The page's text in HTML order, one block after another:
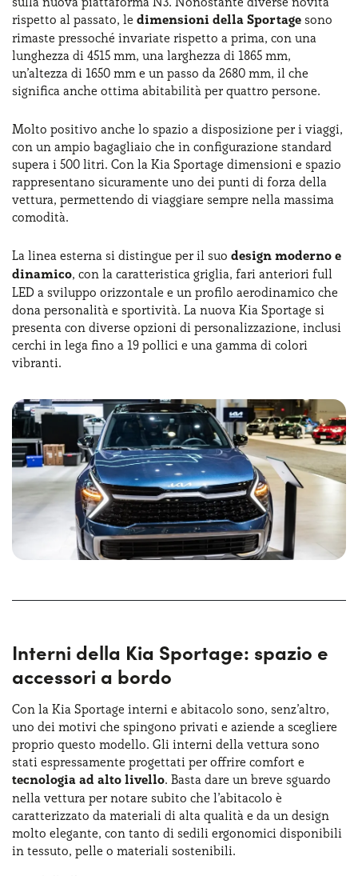
La Kia Sportage rappresenta un modello di svolta per il
brand sudocreano, pensato espressamente per venire
incontro alle esigenze del mercato europeo. Con la quinta
generazione, la Sportage si presenta con motori
elettrificati, rappresentando così una soluzione
costruttiva e prestazioni. La vettura si segnala per uno
stile grintoso e dall’abitacolo spazioso, insonorizzato alla
perfezione emolto ben equipaggiato. Insomma, questa
vettura è particolarmente consigliata per il noleggio, una
formula alternativa all’acquisto di una Kia Sportage usata
e che consente di mettersi subito alla guida senza dover
rispetto al passato, le dimensioni della Sportage sono
rimaste pressoché invariate rispetto a prima, con una
lunghezza di 4515 mm, una larghezza di 1865 mm,
un’altezza di 1650 mm e un passo da 2680 mm, il che
significa anche ottima abitabilità per quattro persone.
Molto positivo anche lo spazio a disposizione per i viaggi,
con un ampio bagagliaio che in configurazione standard
supera i 500 litri. Con la Kia Sportage dimensioni e spazio
rappresentano sicuramente uno dei punti di forza della
vettura, permettendo di viaggiare sempre nella massima
comodità.
La linea esterna si distingue per il suo design moderno e
dinamico, con la caratteristica griglia, fari anteriori full
LED a sviluppo orizzontale e un profilo aerodinamico che
dona personalità e sportività. La nuova Kia Sportage si
presenta con diverse opzioni di personalizzazione, inclusi
cerchi in lega fino a 19 pollici e una gamma di colori
vibranti.
Interni della Kia Sportage: spazio e
accessori a bordo
Con la Kia Sportage interni e abitacolo sono, senz’altro,
uno dei motivi che spingono privati e aziende a scegliere
proprio questo modello. Gli interni della vettura sono
stati espressamente progettati per offrire comfort e
tecnologia ad alto livello. Basta dare un breve sguardo
nella vettura per notare subito che l’abitacolo è
caratterizzato da materiali di alta qualità e da un design
molto elegante, con tanto di sedili ergonomici disponibili
in tessuto, pelle o materiali sostenibili.